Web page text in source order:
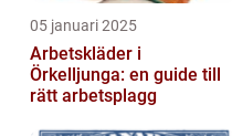
05 januari 2025
Arbetskläder i
Örkelljunga: en guide till
rätt arbetsplagg